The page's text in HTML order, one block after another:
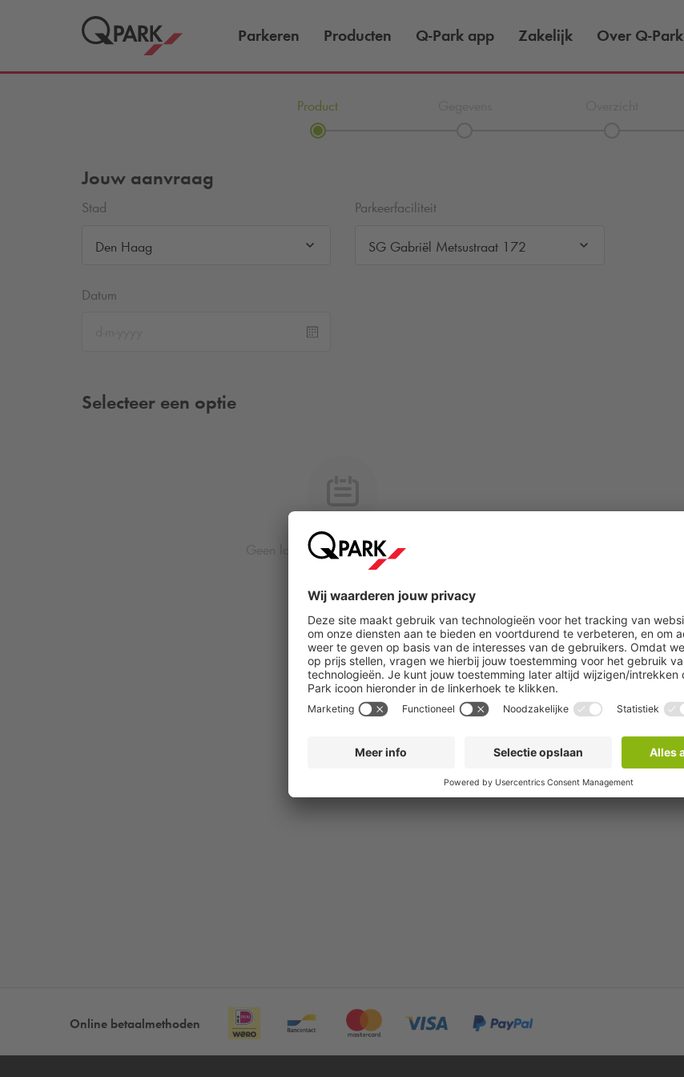
Parkeren Producten Q-Park app Zakelijk Over Q-Park
Product
Jouw aanvraag
Stad
Den Haag
Parkeerfaciliteit
SG Gabriël Metsustraat 172
Datum
Selecteer een optie
Geen locatie of datum geselecteerd
Online betaalmethoden